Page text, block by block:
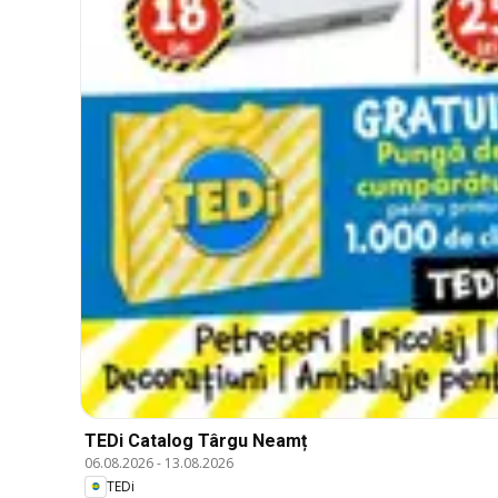
TEDi Catalog Târgu Neamț
06.08.2026- 13.08.2026
TEDi